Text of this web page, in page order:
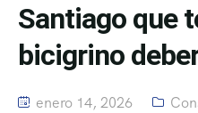
Santiago que
bicigrino
enero 14, 2026